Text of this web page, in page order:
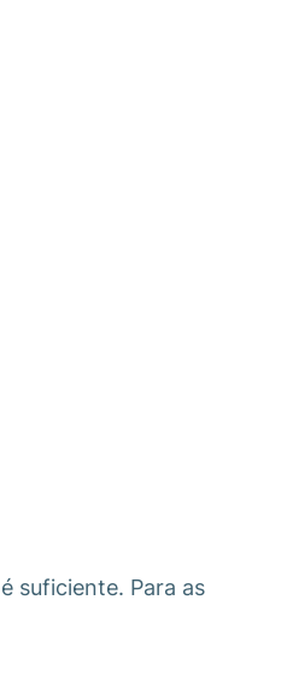
suficiente. Para as